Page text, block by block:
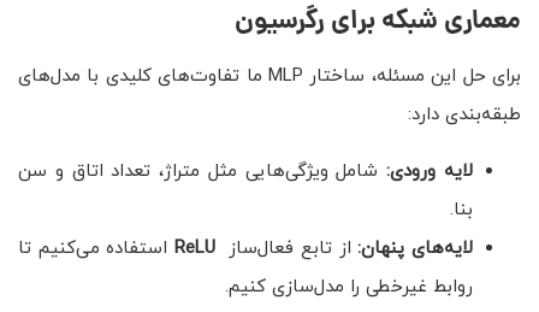
معماری شبکه برای رگرسیون
برای حل این مسئله، ساختار MLP ما تفاوت‌های کلیدی با مدل‌های
طبقه‌بندی دارد:
لایه ورودی: شامل ویژگی‌هایی مثل متراژ، تعداد اتاق و سن
بنا.
لایه‌های پنهان: از تابع فعال‌ساز ReLU استفاده می‌کنیم تا
روابط غیرخطی را مدل‌سازی کنیم.